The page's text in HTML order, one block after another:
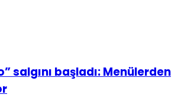
salgını başladı: Menülerden